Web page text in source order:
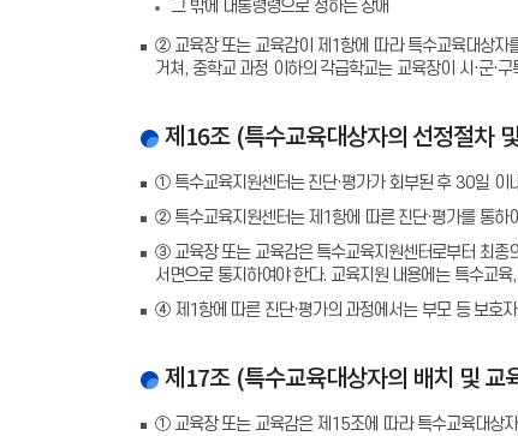
그 밖에 대통령령으로 정하는 장애
② 교육장 또는 교육감이 제1항에 따라 특수교육대상자
거쳐, 중학교 과정 이하의 각급학교는 교육장이 시·군·
제16조 (특수교육대상자의 선정절차
① 특수교육지원센터는 진단·평가가 회부된 후 30일 이
② 특수교육지원센터는 제1항에 따른 진단·평가를 통하
③ 교육장 또는 교육감은 특수교육지원센터로부터 최종
서면으로 통지하여야 한다. 교육지원 내용에는 특수교
④ 제1항에 따른 진단·평가의 과정에서는 부모 등 보호
제17조 (특수교육대상자의 배치 및 교
① 교육장 또는 교육감은 제15조에 따라 특수교육대상